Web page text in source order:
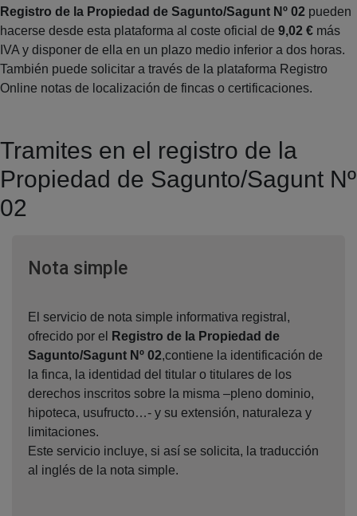
Registro de la Propiedad de Sagunto/Sagunt Nº 02 pueden
hacerse desde esta plataforma al coste oficial de 9,02 € más
IVA y disponer de ella en un plazo medio inferior a dos horas.
También puede solicitar a través de la plataforma Registro
Online notas de localización de fincas o certificaciones.
Tramites en el registro de la
Propiedad de Sagunto/Sagunt Nº
02
Nota simpleVentana nueva
El servicio de nota simple informativa registral,
ofrecido por el
Registro de la Propiedad de
Sagunto/Sagunt Nº 02,contiene la identificación de
la finca, la identidad del titular o titulares de los
derechos inscritos sobre la misma –pleno dominio,
hipoteca, usufructo…- y su extensión, naturaleza y
limitaciones.
Este servicio incluye, si así se solicita, la traducción
al inglés de la nota simple.